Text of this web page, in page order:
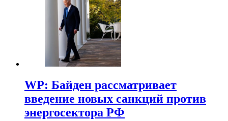
WP: Байден рассматривает
введение новых санкций против
энергосектора РФ